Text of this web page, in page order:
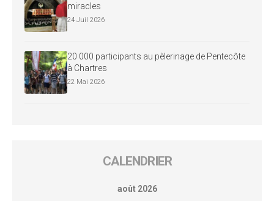
miracles
24 Juil 2026
20 000 participants au pèlerinage de Pentecôte
à Chartres
22 Mai 2026
CALENDRIER
août 2026